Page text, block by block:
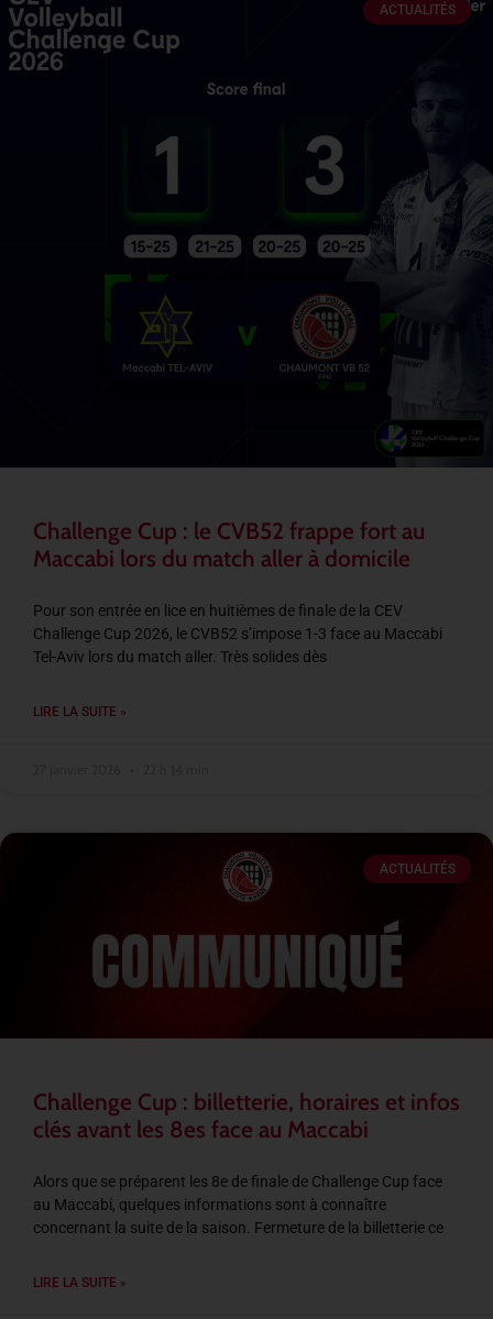
ACTUALITÉS
Challenge Cup : le CVB52 frappe fort au
Maccabi lors du match aller à domicile
Pour son entrée en lice en huitièmes de finale de la CEV
Challenge Cup 2026, le CVB52 s’impose 1-3 face au Maccabi
Tel-Aviv lors du match aller. Très solides dès
LIRE LA SUITE »
ACTUALITÉS
Challenge Cup : billetterie, horaires et infos
clés avant les 8es face au Maccabi
Alors que se préparent les 8e de finale de Challenge Cup face
au Maccabi, quelques informations sont à connaître
concernant la suite de la saison. Fermeture de la billetterie ce
LIRE LA SUITE »